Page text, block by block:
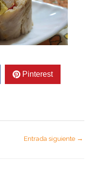
Pinterest
Entrada siguiente →